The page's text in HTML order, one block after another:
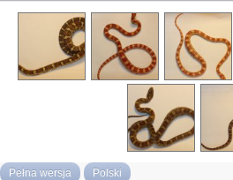
Pełna wersja Polski